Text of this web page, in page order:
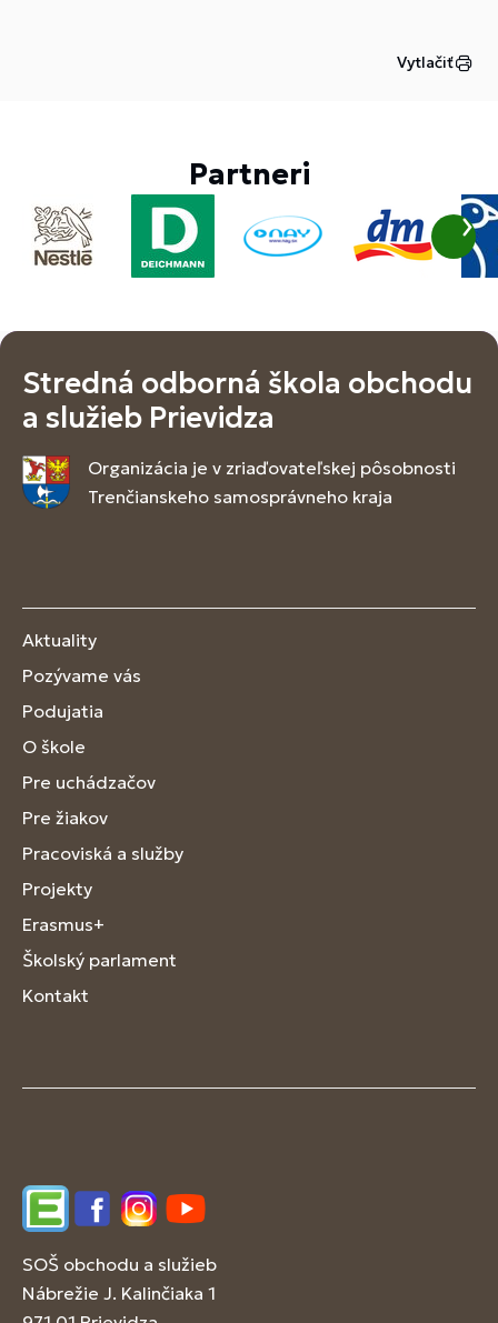
Vytlačiť
Partneri
Stredná odborná škola obchodu
a služieb Prievidza
Organizácia je v zriaďovateľskej pôsobnosti
Trenčianskeho samosprávneho kraja
Aktuality
Pozývame vás
Podujatia
O škole
Pre uchádzačov
Pre žiakov
Pracoviská a služby
Projekty
Erasmus+
Školský parlament
Kontakt
EdupageFacebookInstagram
YouTube
SOŠ obchodu a služieb
Nábrežie J. Kalinčiaka 1